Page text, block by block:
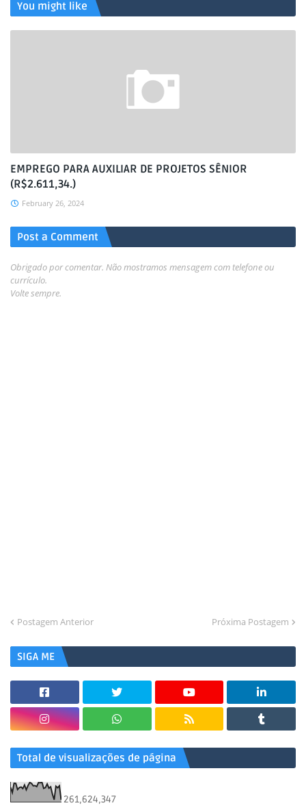
You might like
EMPREGO PARA AUXILIAR DE PROJETOS SÊNIOR
(R$2.611,34.)
February 26, 2024
Post a Comment
Obrigado por comentar. Não mostramos mensagem com telefone ou
currículo.
Volte sempre.
Postagem Anterior Próxima Postagem
SIGA ME
Total de visualizações de página
261,624,347